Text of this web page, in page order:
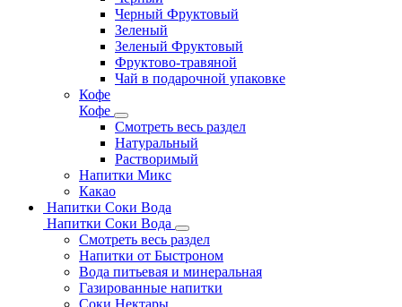
Черный Фруктовый
Зеленый
Зеленый Фруктовый
Фруктово-травяной
Чай в подарочной упаковке
Кофе
Кофе
Смотреть весь раздел
Натуральный
Растворимый
Напитки Микс
Какао
Напитки Соки Вода
Напитки Соки Вода
Смотреть весь раздел
Напитки от Быстроном
Вода питьевая и минеральная
Газированные напитки
Соки Нектары